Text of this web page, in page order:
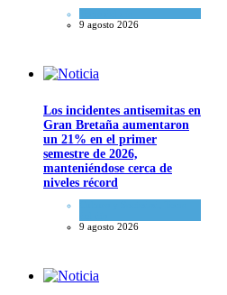
9 agosto 2026
Los incidentes antisemitas en
Gran Bretaña aumentaron
un 21% en el primer
semestre de 2026,
manteniéndose cerca de
niveles récord
9 agosto 2026